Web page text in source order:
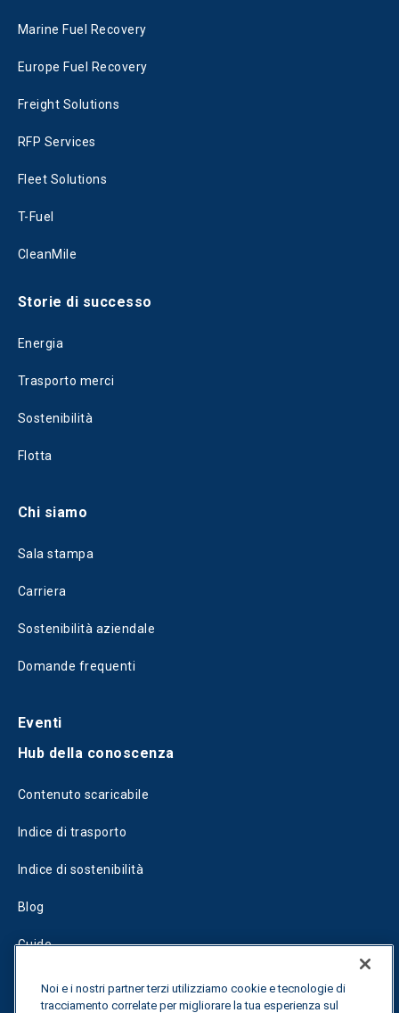
Marine Fuel Recovery
Europe Fuel Recovery
Freight Solutions
RFP Services
Fleet Solutions
T-Fuel
CleanMile
Storie di successo
Energia
Trasporto merci
Sostenibilità
Flotta
Chi siamo
Sala stampa
Carriera
Sostenibilità aziendale
Domande frequenti
Eventi
Hub della conoscenza
Contenuto scaricabile
Indice di trasporto
Indice di sostenibilità
Blog
Guide
Fuel Savings Calculator
Noi e i nostri partner terzi utilizziamo cookie e tecnologie di
tracciamento correlate per migliorare la tua esperienza sul